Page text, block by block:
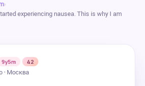
›
experiencing nausea. This is why I am
9y5m
42
· Москва